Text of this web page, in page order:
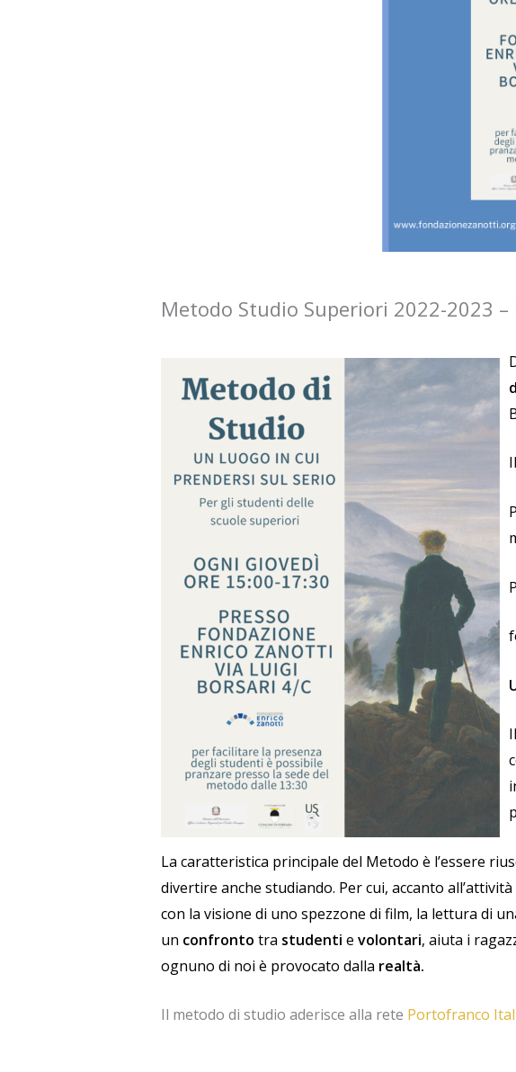
Metodo Studio Superiori 2022-2023 –
i
La caratteristica principale del Metodo è l’essere
divertire anche studiando. Per cui, accanto
con la visione di uno spezzone di film, la lettura di
un confronto tra studenti e volontari, aiuta i
ognuno di noi è provocato dalla realtà.
Il metodo di studio aderisce alla rete Portofranco